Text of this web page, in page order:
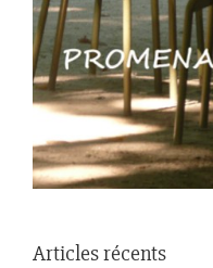
Articles récents